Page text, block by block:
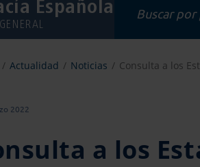
Española
Actualidad Noticias Consulta a los
2022
a los